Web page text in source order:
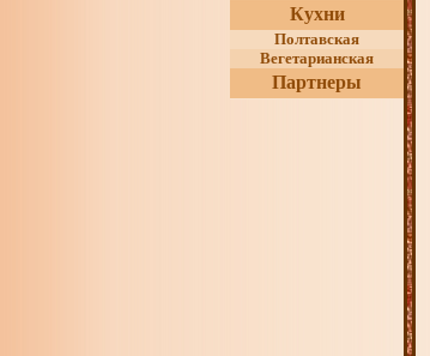
Кухни
Полтавская
Вегетарианская
Партнеры